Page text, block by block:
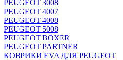
PEUGEOT 3008
PEUGEOT 4007
PEUGEOT 4008
PEUGEOT 5008
PEUGEOT BOXER
PEUGEOT PARTNER
КОВРИКИ EVA ДЛЯ PEUGEOT